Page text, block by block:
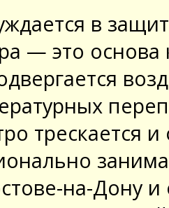
в
— это основа
трескается и
на-Дону